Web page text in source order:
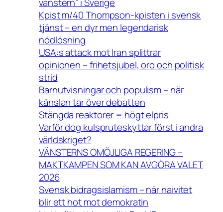
vänstern” i Sverige
Kpist m/40 Thompson-kpisten i svensk
tjänst – en dyr men legendarisk
nödlösning
USA:s attack mot Iran splittrar
opinionen – frihetsjubel, oro och politisk
strid
Barnutvisningar och populism – när
känslan tar över debatten
Stängda reaktorer = högt elpris
Varför dog kulspruteskyttar först i andra
världskriget?
VÄNSTERNS OMÖJLIGA REGERING –
MAKTKAMPEN SOM KAN AVGÖRA VALET
2026
Svensk bidragsislamism – när naivitet
blir ett hot mot demokratin